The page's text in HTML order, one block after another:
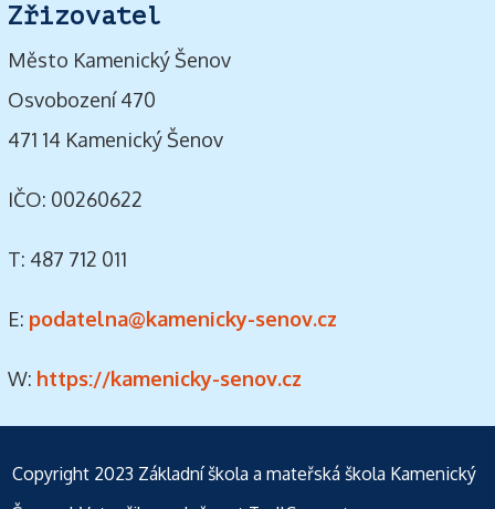
Zřizovatel
Město Kamenický Šenov
Osvobození 470
471 14 Kamenický Šenov
IČO: 00260622
T: 487 712 011
E: podatelna@kamenicky-senov.cz
W: https://kamenicky-senov.cz
Copyright 2023 Základní škola a mateřská škola Kamenický